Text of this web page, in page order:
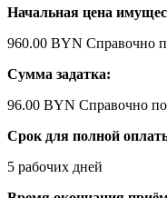
Начальная цена
960.00 BYN Справочно
Сумма задатка:
96.00 BYN Справочно
Срок для полной
5 рабочих дней